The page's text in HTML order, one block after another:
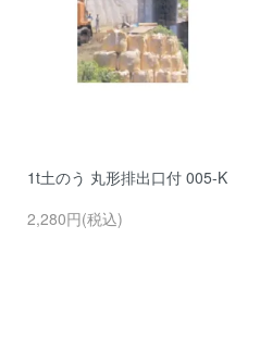
1t土のう 丸形排出口付 005-K
2,280円(税込)